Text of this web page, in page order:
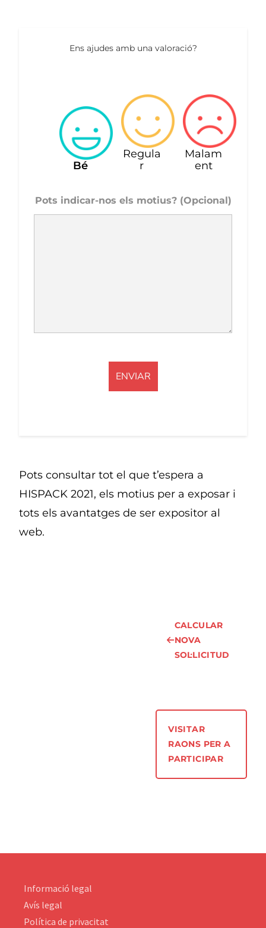
Ens ajudes amb una valoració?
Bé
Regula
r
Malam
ent
Pots indicar-nos els motius? (Opcional)
Pots consultar tot el que t’espera a
HISPACK 2021, els motius per a exposar i
tots els avantatges de ser expositor al
web.
CALCULAR
NOVA
SOL·LICITUD
VISITAR
RAONS PER A
PARTICIPAR
Informació legal
Avís legal
Política de privacitat